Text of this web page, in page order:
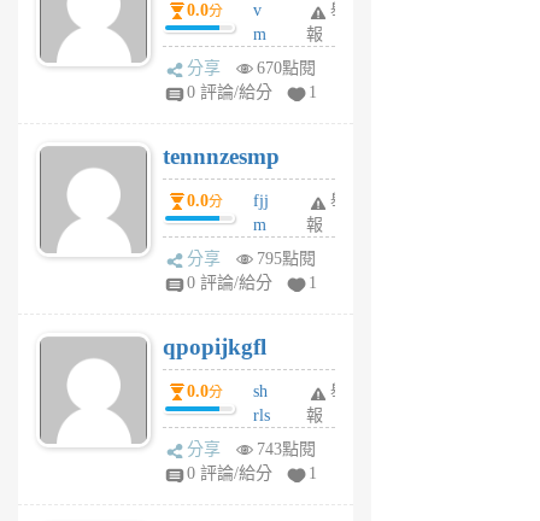
月
前
0.0分
v
m
sg
sr
6
個
月
前
舉
報
分享
670點閱
0 評論/給分
1
tennnzesmp
0.0分
fjj
m
w
rs
6
個
月
前
舉
報
分享
795點閱
0 評論/給分
1
qpopijkgfl
0.0分
sh
rls
k
m
舉
報
分享
743點閱
0 評論/給分
1